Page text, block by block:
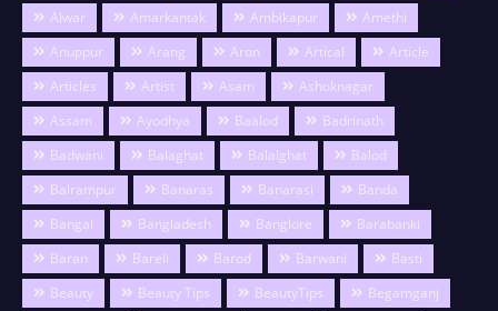
Alwar
Amarkantak Ambikapur
Amethi
Anuppur
Arang Aron Artical
Article
Articles
Artist Asam
Ashoknagar
Assam
Ayodhya Baalod
Badrinath
Badwani
Balaghat Balalghat
Balod
Balrampur
Banaras Banarasi
Banda
Bangal
Bangladesh Banglore
Barabanki
Baran
Bareli Barod Barwani
Basti
Beauty
Beauty Tips BeautyTips
Begamganj